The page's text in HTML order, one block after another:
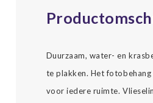
Duurzaam, water- en
te plakken. Het
voor iedere ruimte.